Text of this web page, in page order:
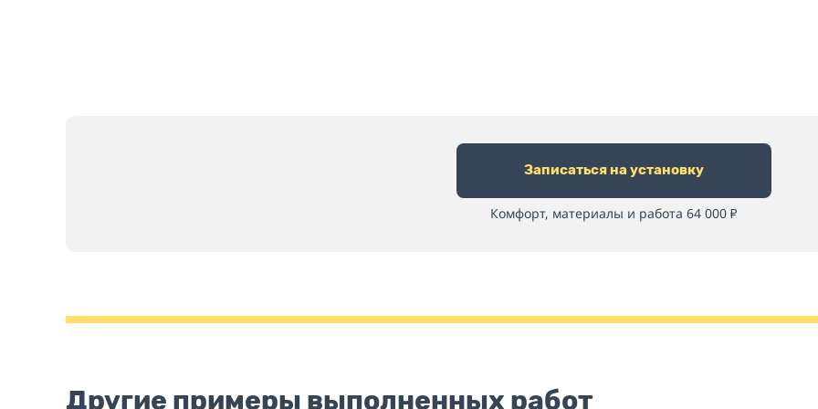
Записаться на установку
Комфорт, материалы и работа 64 000 ₽
Другие примеры выполненных работ